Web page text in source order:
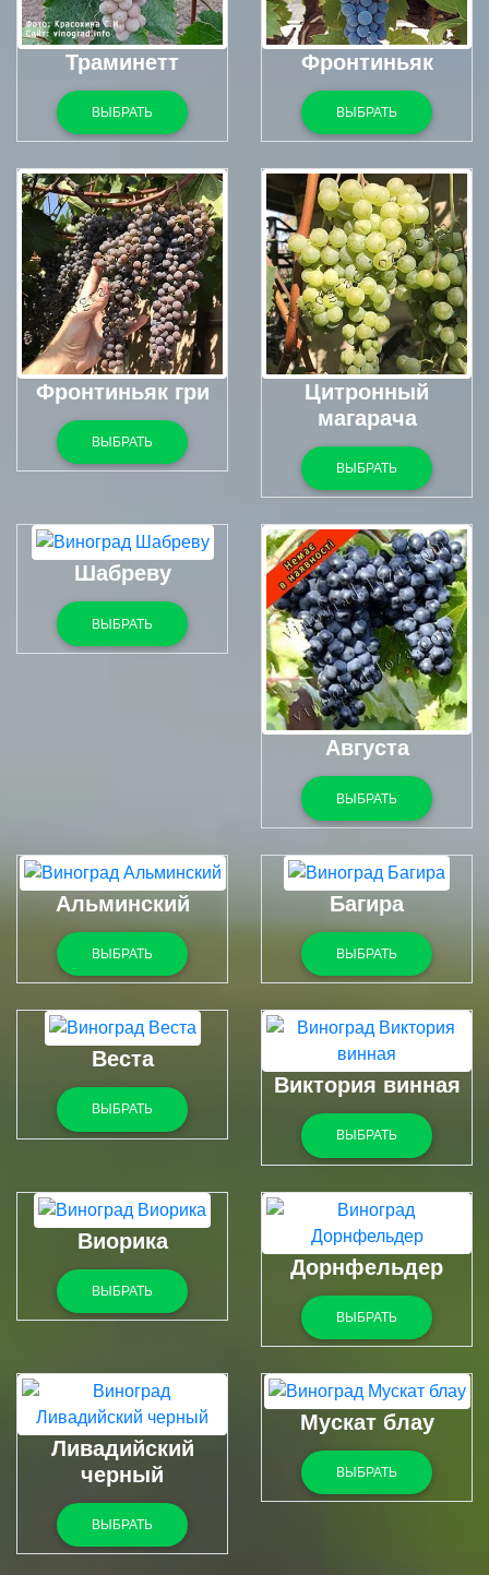
Траминетт
ВЫБРАТЬ
Фронтиньяк
ВЫБРАТЬ
Фронтиньяк гри
ВЫБРАТЬ
Цитронный
магарача
ВЫБРАТЬ
Шабреву
ВЫБРАТЬ
Августа
ВЫБРАТЬ
Альминский
ВЫБРАТЬ
Багира
ВЫБРАТЬ
Веста
ВЫБРАТЬ
Виктория винная
ВЫБРАТЬ
Виорика
ВЫБРАТЬ
Дорнфельдер
ВЫБРАТЬ
Ливадийский
черный
ВЫБРАТЬ
Мускат блау
ВЫБРАТЬ